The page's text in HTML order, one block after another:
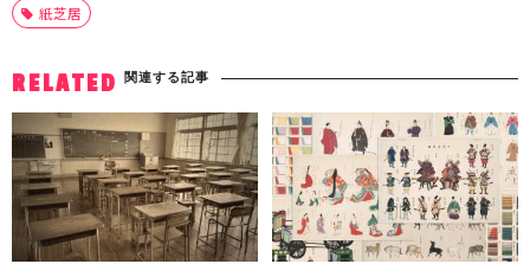
紙芝居
RELATED 関連する記事